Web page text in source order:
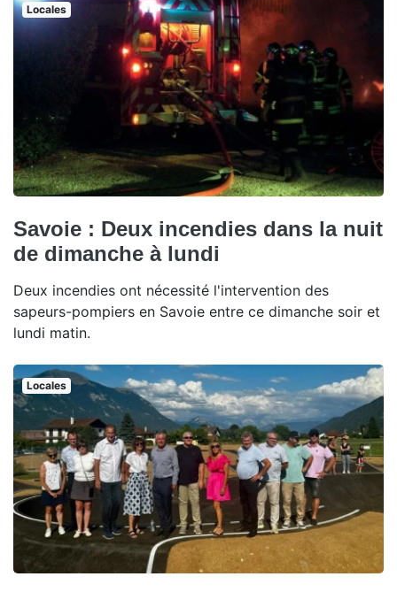
Locales
Savoie : Deux incendies dans la nuit
de dimanche à lundi
Deux incendies ont nécessité l'intervention des
sapeurs-pompiers en Savoie entre ce dimanche soir et
lundi matin.
Locales